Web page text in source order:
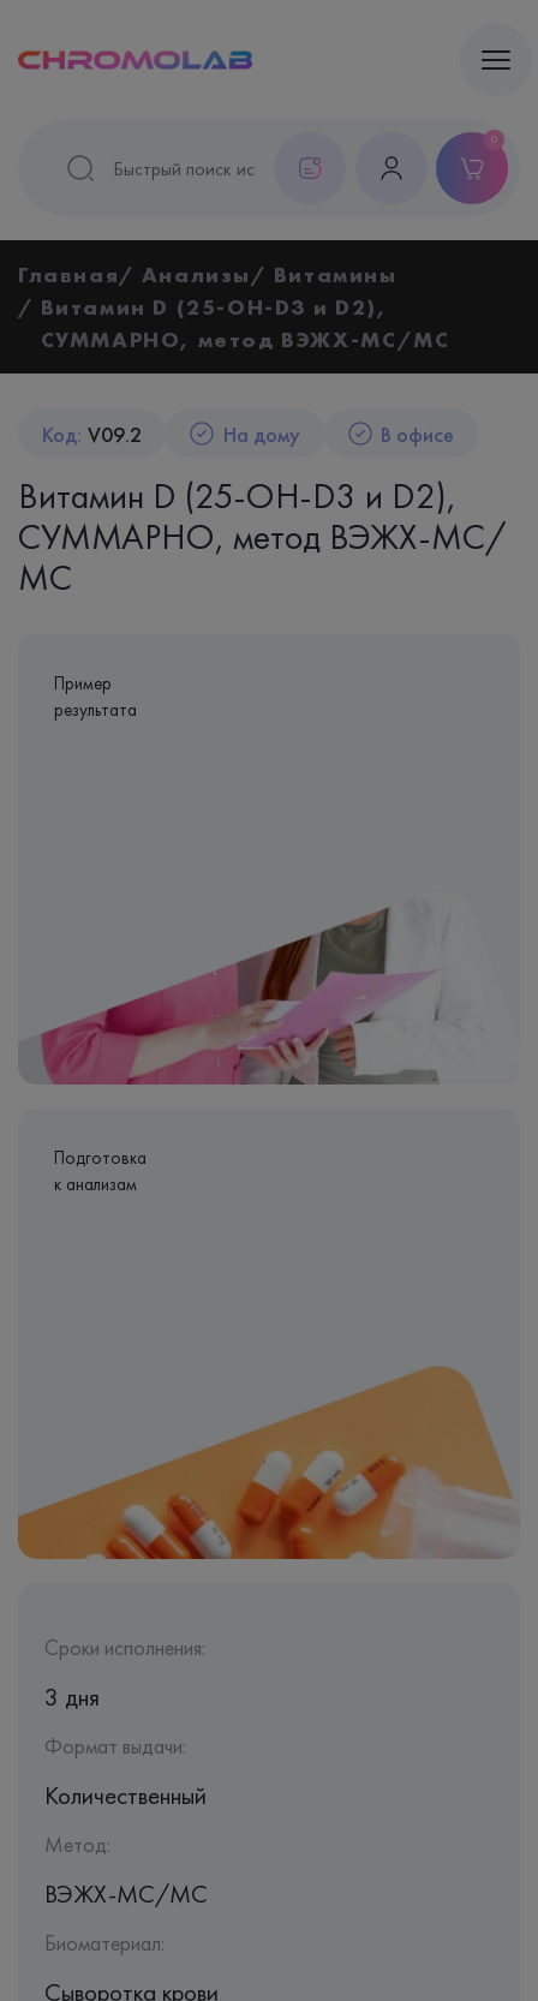
0
Главная Анализы
Витамины
Витамин D (25-OH-D3 и D2),
СУММАРНО, метод ВЭЖХ-МС/МС
Код: V09.2 На дому В офисе
Витамин D (25-OH-D3 и D2),
СУММАРНО, метод ВЭЖХ-МС/
МС
Пример
результата
Подготовка
к анализам
Сроки исполнения:
3 дня
Формат выдачи:
Количественный
Метод:
ВЭЖХ-МС/МС
Биоматериал:
Сыворотка крови